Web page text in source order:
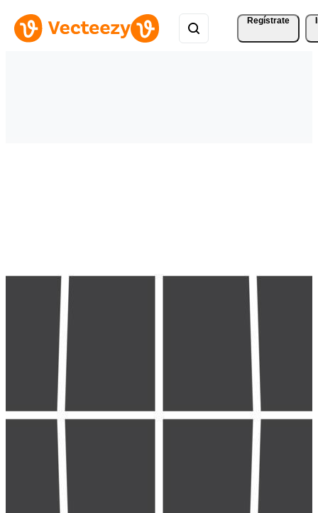
Regístrate